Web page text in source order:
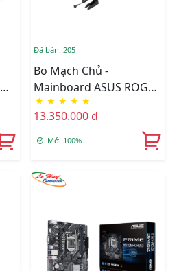
Đã bán: 205
Bo Mạch Chủ -
Mainboard ASUS ROG
STRIX Z890-E GAMING
WIFI DDR5
★ ★ ★ ★ ★
13.350.000 đ
Mới 100%